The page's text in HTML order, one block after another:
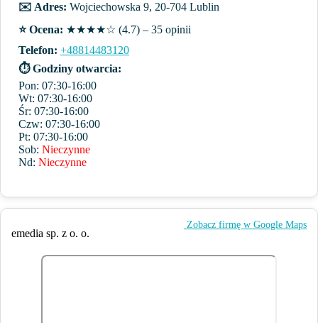
✉️ Adres: Wojciechowska 9, 20-704 Lublin
⭐️ Ocena: ★★★★☆ (4.7) – 35 opinii
Telefon: +48814483120
⏱ Godziny otwarcia:
Pon: 07:30-16:00
Wt: 07:30-16:00
Śr: 07:30-16:00
Czw: 07:30-16:00
Pt: 07:30-16:00
Sob: Nieczynne
Nd: Nieczynne
emedia sp. z o. o.
️ Zobacz firmę w Google Maps